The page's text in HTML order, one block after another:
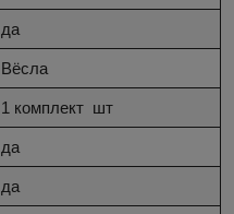
да
Вёсла
1 комплект шт
да
да